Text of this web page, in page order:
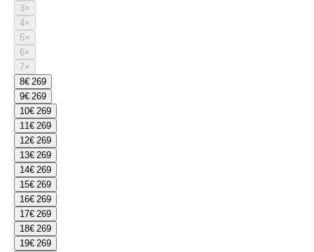
3×
4×
5×
6×
7×
8€ 269
9€ 269
10€ 269
11€ 269
12€ 269
13€ 269
14€ 269
15€ 269
16€ 269
17€ 269
18€ 269
19€ 269